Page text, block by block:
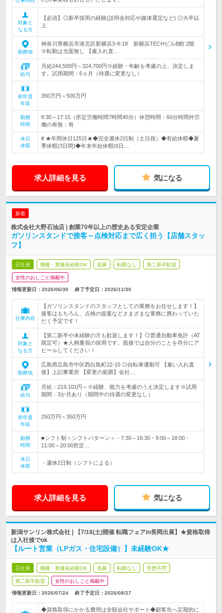
対象と
なる方
【必須】◎新卒採用の経験(説明会対応や媒体選定など) ◎大卒以
上
勤務地
神奈川県横浜市港北区新横浜3-9-18 新横浜TECHビルB館 2階
※転勤は当面無し 【雇入れ直…
給与
月給244,500円～324,700円※経験・年齢を考慮の上、決定しま
す。試用期間：6ヵ月（待遇に変更なし）
初年度
年収
350万円～500万円
勤務
時間
8:30～17:15（所定労働時間7時間45分）休憩時間：60分時間外労
働の有無：有
休日
休暇
# ★年間休日125日★◆完全週休2日制（土日祝）◆有給休暇◆夏
季休暇(3日間)◆年末年始休暇(6日…
求人詳細を見る 気になる
新着
株式会社大野石油店 | 創業70年以上の歴史ある安定企業
ガソリンスタンドで接客～点検対応まで広く担う【店舗スタッ
フ】
正社員 職種・業種未経験OK 急募 転勤なし 第二新卒歓迎
女性のおしごと掲載中
情報更新日：2026/06/30 終了予定日： 2026/11/30
仕事内容
【ガソリンスタンドのスタッフとしての業務をお任せします！】
接客はもちろん、点検の提案などさまざまな業務に携わっていた
だく予定です！
対象と
なる方
【第二新卒や未経験の方も歓迎します！】◎普通自動車免許（AT
限定可）★人柄重視の採用です。面接では自分のことを存分にア
ピールしてください！
勤務地
広島県広島市中区西白島町22-15 ◎自転車通勤可 【雇い入れ直
後】上記事業所 【変更の範囲】会社…
給与
月給：219,101円～※経験、能力を考慮のうえ決定します※試用
期間：3か月あり（期間中の待遇の変更なし）
初年度
年収
250万円～350万円
勤務
時間
■シフト制＜シフトパターン＞・7:30～16:30・9:00～18:00・
11:00～20:00所定…
休日
休暇
・週休2日制（シフトによる）
求人詳細を見る 気になる
新潟サンリン株式会社 | 【7/18(土)開催 転職フェアin長岡出展】★資格取得
は入社後でok
【ルート営業（LPガス・住宅設備）】未経験OK★
正社員 職種・業種未経験OK 急募 転勤なし 学歴不問
第二新卒歓迎 女性のおしごと掲載中
情報更新日：2026/07/24 終了予定日： 2026/08/27
◆資格取得にかかる費用は全額会社サポート◆顧客先へ定期的に